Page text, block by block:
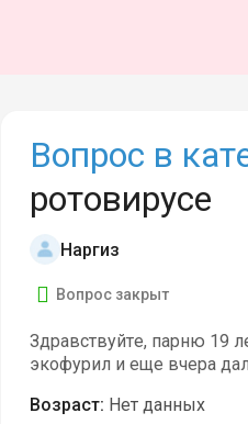
Вопрос в
ротовирусе
Наргиз
Вопрос закрыт
Здравствуйте, парню 19
экофурил и еще вчера
Возраст: Нет данных